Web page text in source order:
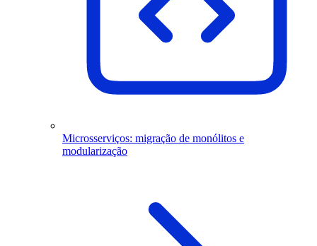
Microsserviços: migração de monólitos e
modularização